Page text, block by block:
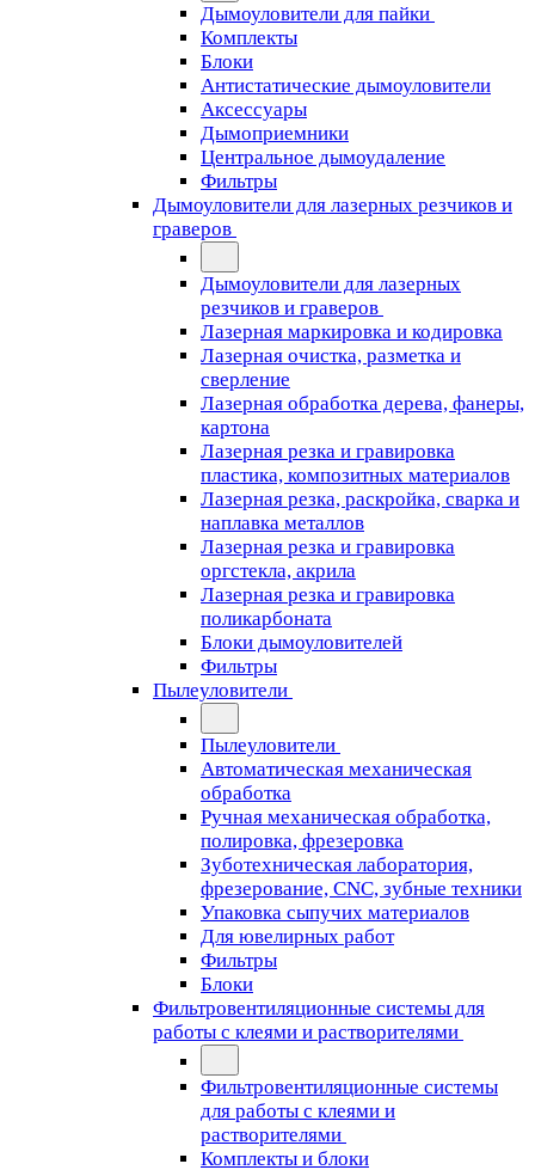
Дымоуловители для пайки
Комплекты
Блоки
Антистатические дымоуловители
Аксессуары
Дымоприемники
Центральное дымоудаление
Фильтры
Дымоуловители для лазерных резчиков и
граверов
Дымоуловители для лазерных
резчиков и граверов
Лазерная маркировка и кодировка
Лазерная очистка, разметка и
сверление
Лазерная обработка дерева, фанеры,
картона
Лазерная резка и гравировка
пластика, композитных материалов
Лазерная резка, раскройка, сварка и
наплавка металлов
Лазерная резка и гравировка
оргстекла, акрила
Лазерная резка и гравировка
поликарбоната
Блоки дымоуловителей
Фильтры
Пылеуловители
Пылеуловители
Автоматическая механическая
обработка
Ручная механическая обработка,
полировка, фрезеровка
Зуботехническая лаборатория,
фрезерование, CNC, зубные техники
Упаковка сыпучих материалов
Для ювелирных работ
Фильтры
Блоки
Фильтровентиляционные системы для
работы с клеями и растворителями
Фильтровентиляционные системы
для работы с клеями и
растворителями
Комплекты и блоки